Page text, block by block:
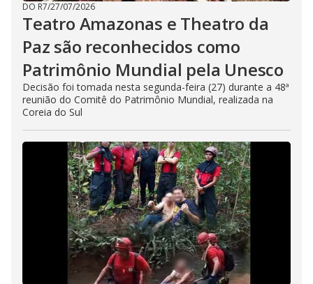
DO R7/27/07/2026
Teatro Amazonas e Theatro da
Paz são reconhecidos como
Patrimônio Mundial pela Unesco
Decisão foi tomada nesta segunda-feira (27) durante a 48ª
reunião do Comitê do Patrimônio Mundial, realizada na
Coreia do Sul